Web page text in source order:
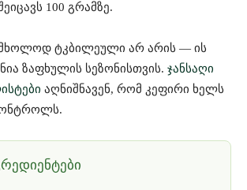
100 გრამზე.
ტკბილეული არ არის — ის
ზაფხულის სეზონისთვის. ჯანსაღი
აღნიშნავენ, რომ კეფირი ხელს